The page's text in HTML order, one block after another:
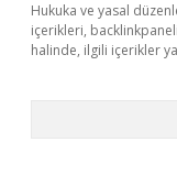
Hukuka ve yasal
içerikleri,
halinde, ilgili içerikler